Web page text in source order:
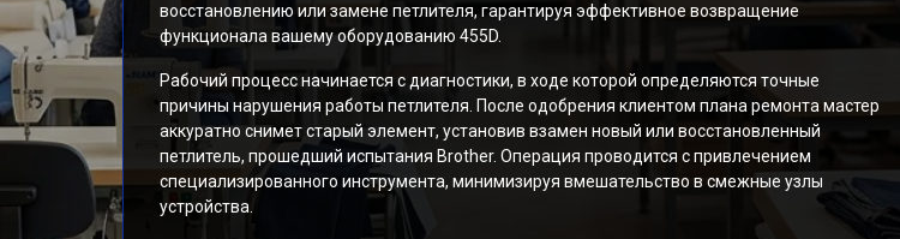
восстановлению или замене петлителя, гарантируя эффективное возвращение
функционала вашему оборудованию 455D.
Рабочий процесс начинается с диагностики, в ходе которой определяются точные
причины нарушения работы петлителя. После одобрения клиентом плана ремонта мастер
аккуратно снимет старый элемент, установив взамен новый или восстановленный
петлитель, прошедший испытания Brother. Операция проводится с привлечением
специализированного инструмента, минимизируя вмешательство в смежные узлы
устройства.